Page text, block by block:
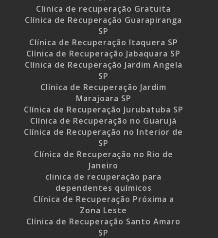
Clinica de recuperação Gratuita
Clínica de Recuperação Guarapiranga
SP
Clínica de Recuperação Itaquera SP
Clínica de Recuperação Jabaquara SP
Clínica de Recuperação Jardim Angela
SP
Clínica de Recuperação Jardim
Marajoara SP
Clínica de Recuperação Jurubatuba SP
Clínica de Recuperação no Guarujá
Clínica de Recuperação no Interior de
SP
Clínica de Recuperação no Rio de
Janeiro
clinica de recuperação para
dependentes químicos
Clínica de Recuperação Próxima a
Zona Leste
Clínica de Recuperação Santo Amaro
SP